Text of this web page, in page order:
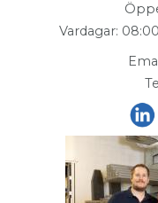
Vardagar: